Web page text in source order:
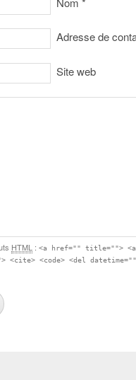
Adresse de
Site web
HTML :<a href="" title="">
<code> <del